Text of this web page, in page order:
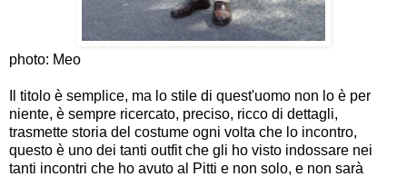
photo: Meo
Il titolo è semplice, ma lo stile di quest'uomo non lo è per
niente, è sempre ricercato, preciso, ricco di dettagli,
trasmette storia del costume ogni volta che lo incontro,
questo è uno dei tanti outfit che gli ho visto indossare nei
tanti incontri che ho avuto al Pitti e non solo, e non sarà